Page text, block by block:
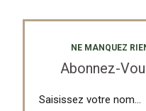
NE MANQUEZ
Abonnez-